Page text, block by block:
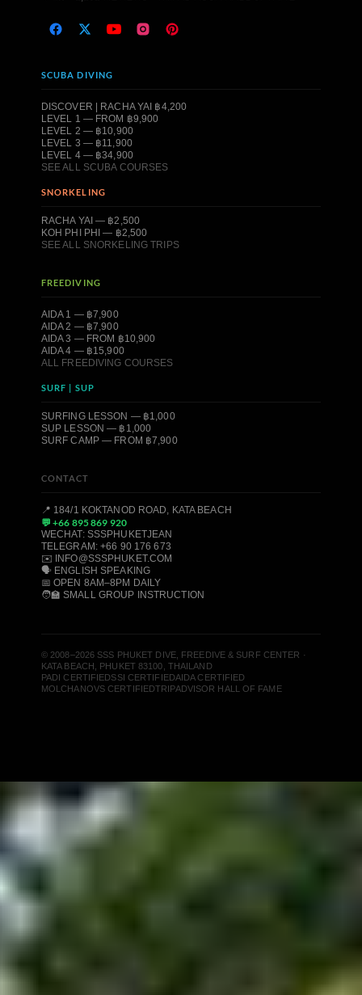
SCUBA DIVING
DISCOVER | RACHA YAI ฿4,200
LEVEL 1 — FROM ฿9,900
LEVEL 2 — ฿10,900
LEVEL 3 — ฿11,900
LEVEL 4 — ฿34,900
SEE ALL SCUBA COURSES
SNORKELING
RACHA YAI — ฿2,500
KOH PHI PHI — ฿2,500
SEE ALL SNORKELING TRIPS
FREEDIVING
AIDA 1 — ฿7,900
AIDA 2 — ฿7,900
AIDA 3 — FROM ฿10,900
AIDA 4 — ฿15,900
ALL FREEDIVING COURSES
SURF | SUP
SURFING LESSON — ฿1,000
SUP LESSON — ฿1,000
SURF CAMP — FROM ฿7,900
CONTACT
📍 184/1 KOKTANOD ROAD, KATA BEACH
💬 +66 895 869 920
WECHAT: SSSPHUKETJEAN
TELEGRAM: +66 90 176 673
✉️ INFO@SSSPHUKET.COM
🗣️ ENGLISH SPEAKING
📅 OPEN 8AM–8PM DAILY
🧑‍🏫 SMALL GROUP INSTRUCTION
© 2008–2026 SSS PHUKET DIVE, FREEDIVE & SURF CENTER ·
KATA BEACH, PHUKET 83100, THAILAND
PADI CERTIFIEDSSI CERTIFIEDAIDA CERTIFIED
MOLCHANOVS CERTIFIEDTRIPADVISOR HALL OF FAME